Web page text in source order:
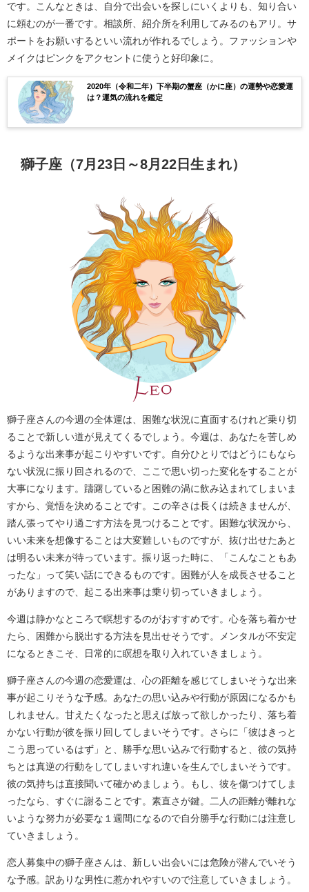
です。こんなときは、自分で出会いを探しにいくよりも、知り合い
に頼むのが一番です。相談所、紹介所を利用してみるのもアリ。サ
ポートをお願いするといい流れが作れるでしょう。ファッションや
メイクはピンクをアクセントに使うと好印象に。
2020年（令和二年）下半期の蟹座（かに座）の運勢や恋愛運
は？運気の流れを鑑定
獅子座（7月23日～8月22日生まれ）
獅子座さんの今週の全体運は、困難な状況に直面するけれど乗り切
ることで新しい道が見えてくるでしょう。今週は、あなたを苦しめ
るような出来事が起こりやすいです。自分ひとりではどうにもなら
ない状況に振り回されるので、ここで思い切った変化をすることが
大事になります。躊躇していると困難の渦に飲み込まれてしまいま
すから、覚悟を決めることです。この辛さは長くは続きませんが、
踏ん張ってやり過ごす方法を見つけることです。困難な状況から、
いい未来を想像することは大変難しいものですが、抜け出せたあと
は明るい未来が待っています。振り返った時に、「こんなこともあ
ったな」って笑い話にできるものです。困難が人を成長させること
がありますので、起こる出来事は乗り切っていきましょう。
今週は静かなところで瞑想するのがおすすめです。心を落ち着かせ
たら、困難から脱出する方法を見出せそうです。メンタルが不安定
になるときこそ、日常的に瞑想を取り入れていきましょう。
獅子座さんの今週の恋愛運は、心の距離を感じてしまいそうな出来
事が起こりそうな予感。あなたの思い込みや行動が原因になるかも
しれません。甘えたくなったと思えば放って欲しかったり、落ち着
かない行動が彼を振り回してしまいそうです。さらに「彼はきっと
こう思っているはず」と、勝手な思い込みで行動すると、彼の気持
ちとは真逆の行動をしてしまいすれ違いを生んでしまいそうです。
彼の気持ちは直接聞いて確かめましょう。もし、彼を傷つけてしま
ったなら、すぐに謝ることです。素直さが鍵。二人の距離が離れな
いような努力が必要な１週間になるので自分勝手な行動には注意し
ていきましょう。
恋人募集中の獅子座さんは、新しい出会いには危険が潜んでいそう
な予感。訳ありな男性に惹かれやすいので注意していきましょう。